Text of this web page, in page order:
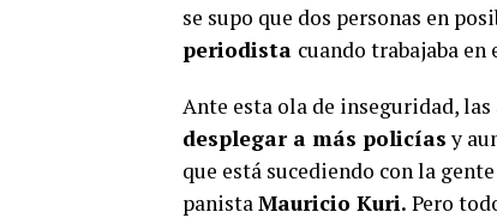
se supo que dos personas en
periodista cuando trabajaba
Ante esta ola de inseguridad,
desplegar a más policíasy
que está sucediendo con la
panistaMauricio Kuri. Pero